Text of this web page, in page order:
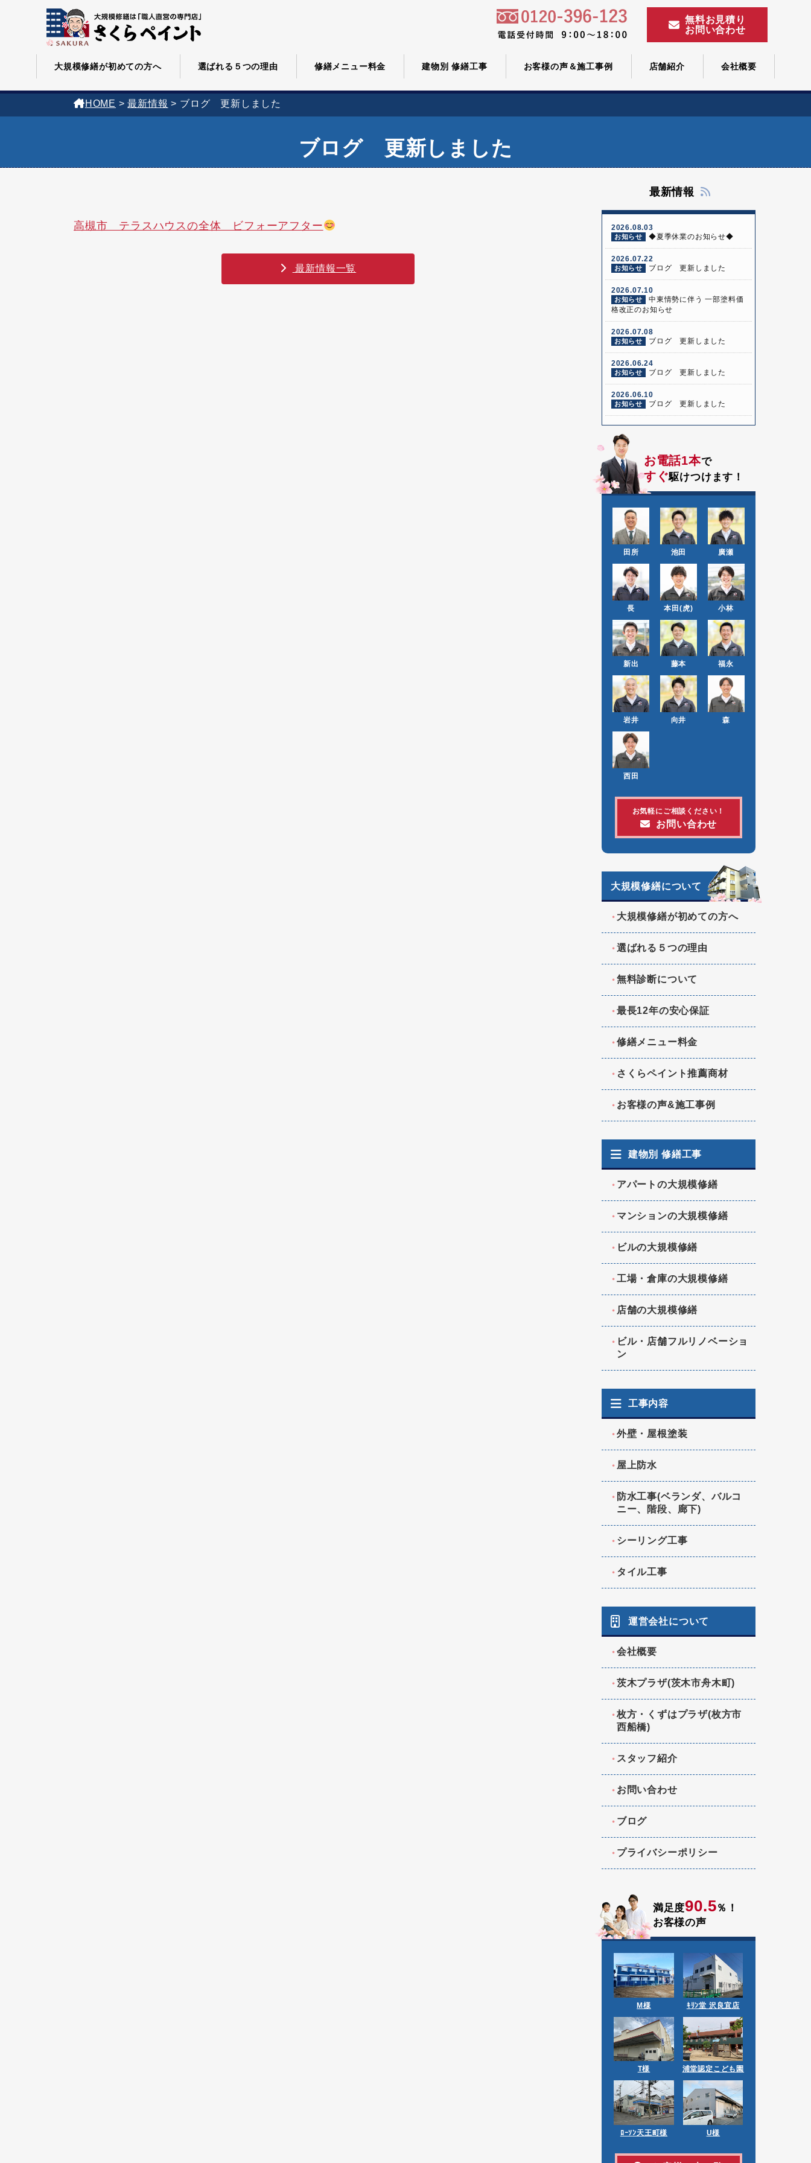
無料お見積り
お問い合わせ
大規模修繕が初めての方へ 選ばれる５つの理由 修繕メニュー料金 建物別 修繕工事 お客様の声＆施工事例 店舗紹介 会社概要
HOME >最新情報 > ブログ 更新しました
ブログ 更新しました
高槻市 テラスハウスの全体 ビフォーアフター
最新情報一覧
最新情報
2026.08.03
お知らせ ◆夏季休業のお知らせ◆
2026.07.22
お知らせ ブログ 更新しました
2026.07.10
お知らせ
中東情勢に伴う 一部塗料価
格改正のお知らせ
2026.07.08
お知らせ ブログ 更新しました
2026.06.24
お知らせ ブログ 更新しました
2026.06.10
お知らせ ブログ 更新しました
お電話1本で
すぐ駆けつけます！
田所 池田 廣瀬
長 本田(虎) 小林
新出 藤本 福永
岩井 向井 森
西田
お気軽にご相談ください！
お問い合わせ
大規模修繕について
大規模修繕が初めての方へ
選ばれる５つの理由
無料診断について
最長12年の安心保証
修繕メニュー料金
さくらペイント推薦商材
お客様の声&施工事例
建物別 修繕工事
アパートの大規模修繕
マンションの大規模修繕
ビルの大規模修繕
工場・倉庫の大規模修繕
店舗の大規模修繕
ビル・店舗フルリノベーショ
ン
工事内容
外壁・屋根塗装
屋上防水
防水工事(ベランダ、バルコ
ニー、階段、廊下)
シーリング工事
タイル工事
運営会社について
会社概要
茨木プラザ(茨木市舟木町)
枚方・くずはプラザ(枚方市
西船橋)
スタッフ紹介
お問い合わせ
ブログ
プライバシーポリシー
満足度90.5％！
お客様の声
M様 ｷﾘﾝ堂 沢良宜店
T様 浦堂認定こども園
ﾛｰｿﾝ天王町様 U様